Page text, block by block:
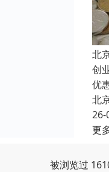
北
创
优
北
26-
更
被浏览过